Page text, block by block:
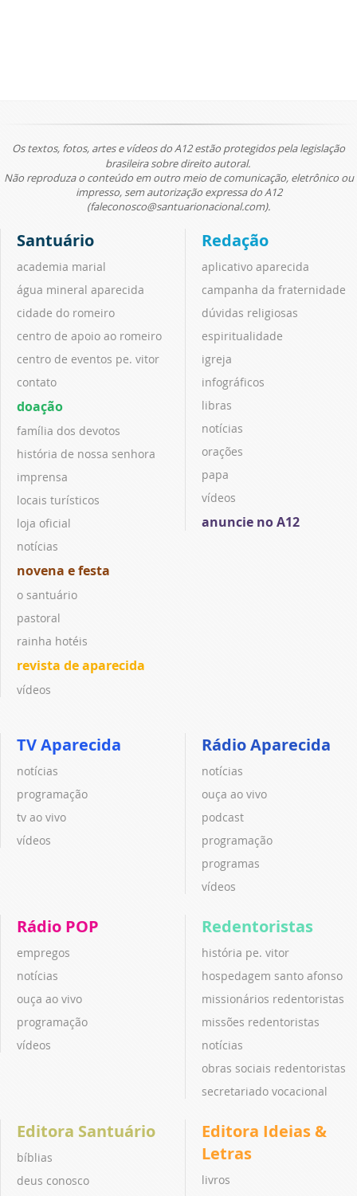
Os textos, fotos, artes e vídeos do A12 estão protegidos pela legislação
brasileira sobre direito autoral.
Não reproduza o conteúdo em outro meio de comunicação, eletrônico ou
impresso, sem autorização expressa do A12
(faleconosco@santuarionacional.com).
Santuário
academia marial
água mineral aparecida
cidade do romeiro
centro de apoio ao romeiro
centro de eventos pe. vitor
contato
doação
família dos devotos
história de nossa senhora
imprensa
locais turísticos
loja oficial
notícias
novena e festa
o santuário
pastoral
rainha hotéis
revista de aparecida
vídeos
Redação
aplicativo aparecida
campanha da fraternidade
dúvidas religiosas
espiritualidade
igreja
infográficos
libras
notícias
orações
papa
vídeos
anuncie no A12
TV Aparecida
notícias
programação
tv ao vivo
vídeos
Rádio Aparecida
notícias
ouça ao vivo
podcast
programação
programas
vídeos
Rádio POP
empregos
notícias
ouça ao vivo
programação
vídeos
Redentoristas
história pe. vitor
hospedagem santo afonso
missionários redentoristas
missões redentoristas
notícias
obras sociais redentoristas
secretariado vocacional
Editora Santuário
bíblias
deus conosco
Editora Ideias &
Letras
livros